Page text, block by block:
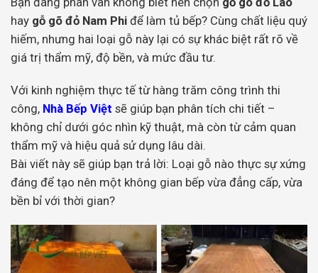
hay gỗ gõ đỏ Nam Phi để làm tủ bếp? Cùng chất liệu quý
hiếm, nhưng hai loại gỗ này lại có sự khác biệt rất rõ về
giá trị thẩm mỹ, độ bền, và mức đầu tư.
Với kinh nghiệm thực tế từ hàng trăm công trình thi
công, Nhà Bếp Việt sẽ giúp bạn phân tích chi tiết –
không chỉ dưới góc nhìn kỹ thuật, mà còn từ cảm quan
thẩm mỹ và hiệu quả sử dụng lâu dài.
Bài viết này sẽ giúp bạn trả lời: Loại gỗ nào thực sự xứng
đáng để tạo nên một không gian bếp vừa đẳng cấp, vừa
bền bỉ với thời gian?